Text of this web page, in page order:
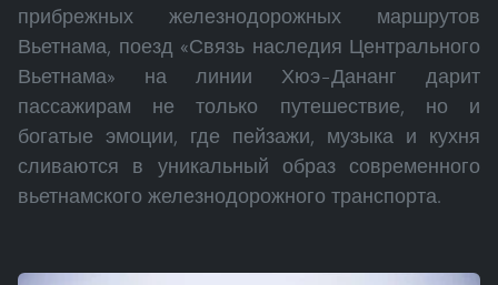
прибрежных железнодорожных маршрутов
Вьетнама, поезд «Связь наследия Центрального
Вьетнама» на линии Хюэ–Дананг дарит
пассажирам не только путешествие, но и
богатые эмоции, где пейзажи, музыка и кухня
сливаются в уникальный образ современного
вьетнамского железнодорожного транспорта.